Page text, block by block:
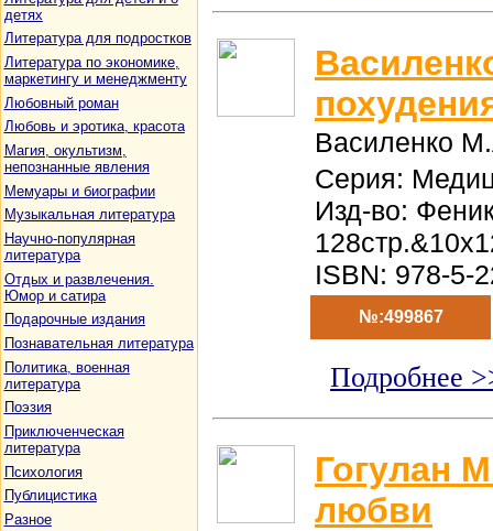
детях
Литература для подростков
Литература по экономике,
маркетингу и менеджменту
Любовный роман
Любовь и эротика, красота
Магия, окультизм,
непознанные явления
Мемуары и биографии
Музыкальная литература
Научно-популярная
литература
Отдых и развлечения.
Юмор и сатира
Подарочные издания
Познавательная литература
Политика, военная
литература
Поэзия
Приключенческая
литература
Психология
Публицистика
Разное
Василенко
Серия:
Изд-во:
ISBN: 978-5-
№:499867
Подробнее
Гогулан
любви